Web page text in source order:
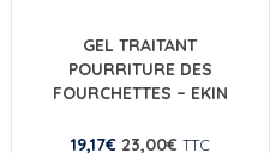
GEL TRAITANT
POURRITURE DES
FOURCHETTES – EKIN
19,17€ 23,00€ TTC